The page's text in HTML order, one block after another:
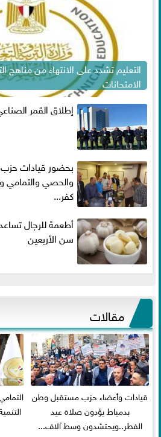
الامتحانات
إطلاق القمر
بحضور قيادات
والحصي والتمامي
كفر...
أطعمة للرجال
سن الأربعين
مقالات
قيادات وأعضاء حزب مستقبل وطن
بدمياط يؤدون صلاة عيد
الفطر..ويحتشدون وسط آلاف...